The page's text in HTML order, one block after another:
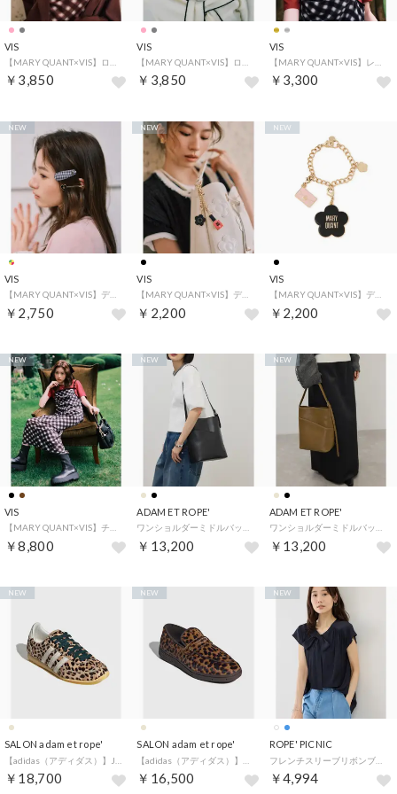
VIS
￥3,850
VIS
￥3,850
VIS
￥3,300
VIS
【MARY QUANT×VIS】デイジーヘアピンセット （その他（99））
￥2,750
NEW
VIS
【MARY QUANT×VIS】デイジーアソートチャーム （ブラック（01））
￥2,200
NEW
VIS
【MARY QUANT×VIS】デイジーアソートチャーム （ブラック系（02））
￥2,200
NEW
VIS
￥8,800
NEW
ADAM ET ROPE'
￥13,200
NEW
ADAM ET ROPE'
￥13,200
NEW
SALON adam et rope'
￥18,700
NEW
SALON adam et rope'
￥16,500
NEW
ROPE' PICNIC
フレンチスリーブリボンブラウス （ネイビー（40））
￥4,994
NEW